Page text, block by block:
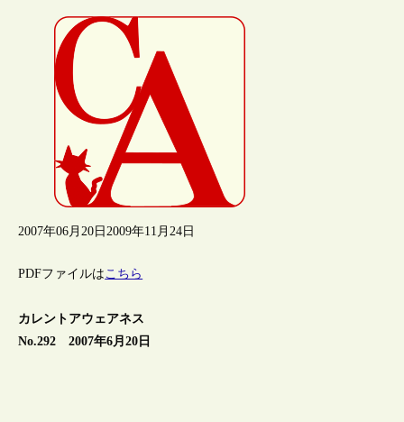
2007年06月20日 2009年11月24日
PDFファイルはこちら
カレントアウェアネス
No.292 2007年6月20日